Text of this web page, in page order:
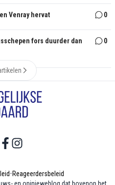
Venray hervat 0
fors duurder dan
0
•Reageerdersbeleid